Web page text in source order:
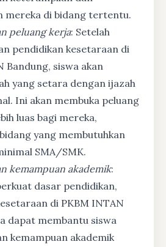
mereka di bidang tertentu.
peluang kerja: Setelah
pendidikan kesetaraan di
Bandung, siswa akan
yang setara dengan ijazah
Ini akan membuka peluang
luas bagi mereka,
yang membutuhkan
SMA/SMK.
kemampuan akademik:
dasar pendidikan,
di PKBM INTAN
dapat membantu siswa
kemampuan akademik